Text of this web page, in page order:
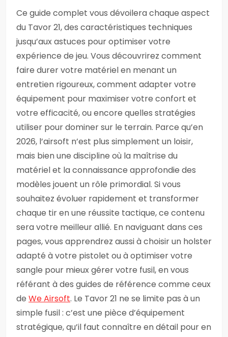
Ce guide complet vous dévoilera chaque aspect
du Tavor 21, des caractéristiques techniques
jusqu’aux astuces pour optimiser votre
expérience de jeu. Vous découvrirez comment
faire durer votre matériel en menant un
entretien rigoureux, comment adapter votre
équipement pour maximiser votre confort et
votre efficacité, ou encore quelles stratégies
utiliser pour dominer sur le terrain. Parce qu’en
2026, l’airsoft n’est plus simplement un loisir,
mais bien une discipline où la maîtrise du
matériel et la connaissance approfondie des
modèles jouent un rôle primordial. Si vous
souhaitez évoluer rapidement et transformer
chaque tir en une réussite tactique, ce contenu
sera votre meilleur allié. En naviguant dans ces
pages, vous apprendrez aussi à choisir un holster
adapté à votre pistolet ou à optimiser votre
sangle pour mieux gérer votre fusil, en vous
référant à des guides de référence comme ceux
de We Airsoft. Le Tavor 21 ne se limite pas à un
simple fusil : c’est une pièce d’équipement
stratégique, qu’il faut connaître en détail pour en